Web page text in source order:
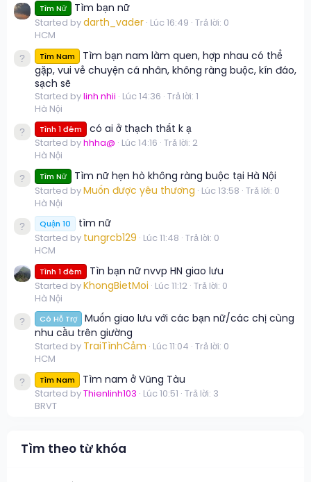
Tìm Nữ Tìm bạn nữ
Started bydarth_vader Lúc 16:49 Trả lời: 0
HCM
Tìm Nam
Tìm bạn nam làm quen, hợp nhau có thể
gặp, vui vẻ chuyện cá nhân, không ràng buộc, kín đáo,
sạch sẽ
Started bylinh nhii Lúc 14:36 Trả lời: 1
Hà Nội
Tình 1 đêm có ai ở thạch thất k ạ
Started byhhha@ Lúc 14:16 Trả lời: 2
Hà Nội
Tìm Nữ Tìm nữ hẹn hò không ràng buộc tại Hà Nội
Started byMuốn được yêu thương Lúc 13:58 Trả lời: 0
Hà Nội
Quận 10 tìm nữ
Started by tungrcb129 Lúc 11:48 Trả lời: 0
HCM
Tình 1 đêm Tìn bạn nữ nvvp HN giao lưu
Started byKhongBietMoi Lúc 11:12 Trả lời: 0
Hà Nội
Có Hỗ Trợ
Muốn giao lưu với các bạn nữ/các chị cùng
nhu cầu trên giường
Started by TraiTìnhCảm Lúc 11:04 Trả lời: 0
HCM
Tìm Nam Tìm nam ở Vũng Tàu
Started byThienlinh103 Lúc 10:51 Trả lời: 3
BRVT
Tìm theo từ khóa